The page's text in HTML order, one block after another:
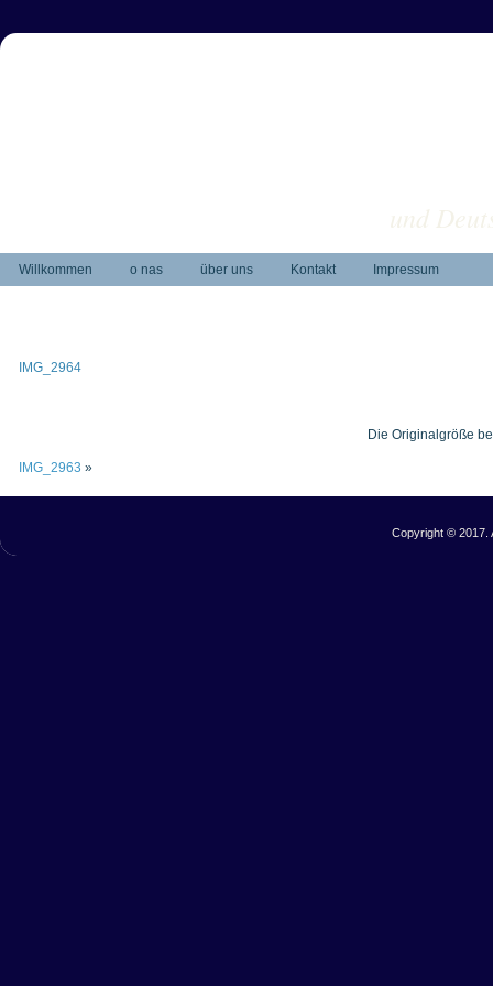
und
Willkommen o nas über uns Kontakt Impressum
IMG_2964
Die Originalgröße
IMG_2963 »
Copyright © 2017.